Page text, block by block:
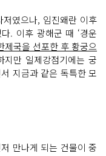
였으나, 임진왜란 이후
. 이후 광해군 때 ‘경운
제국을 선포한 후 황궁으
지만 일제강점기에는 궁
지금과 같은 독특한 모
만나게 되는 건물이 중